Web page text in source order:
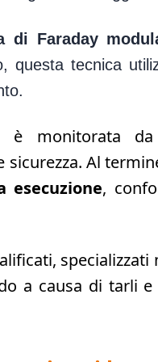
di Faraday
questa tecnica
monitorata da
Al
esecuzione,
specializzati
a causa di tarli